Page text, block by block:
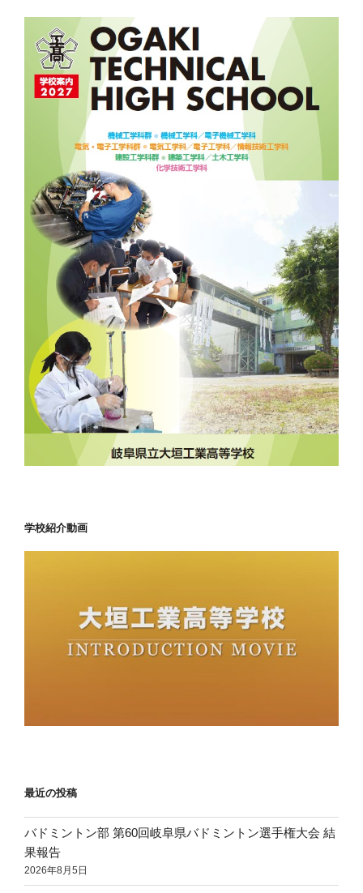
学校紹介動画
最近の投稿
バドミントン部 第60回岐阜県バドミントン選手権大会 結
果報告
2026年8月5日